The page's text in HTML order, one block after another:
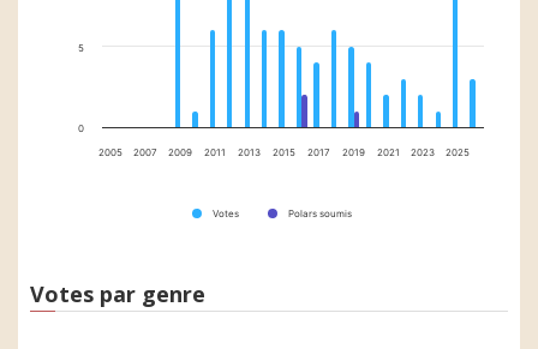
Votes Polars soumis
2005 2007 2009 2011 2013 2015 2017 2019 2021 2023 2025
0
5
Votes par genre